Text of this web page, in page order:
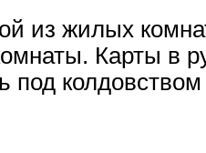
из жилых
Карты в
под